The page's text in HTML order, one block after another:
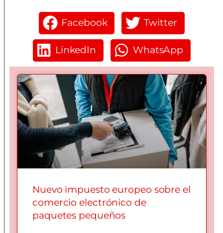
Facebook Twitter
LinkedIn WhatsApp
Nuevo impuesto europeo sobre el
comercio electrónico de
paquetes pequeños